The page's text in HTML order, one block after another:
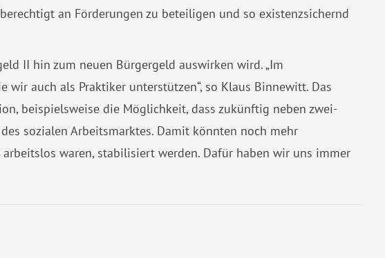
an Förderungen zu beteiligen und so existenzsichernd
II hin zum neuen Bürgergeld auswirken wird. „Im
auch als Praktiker unterstützen“, so Klaus Binnewitt. Das
beispielsweise die Möglichkeit, dass zukünftig neben zwei-
sozialen Arbeitsmarktes. Damit könnten noch mehr
waren, stabilisiert werden. Dafür haben wir uns immer